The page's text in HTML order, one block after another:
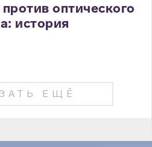
оптического
история
ЕЩЁ